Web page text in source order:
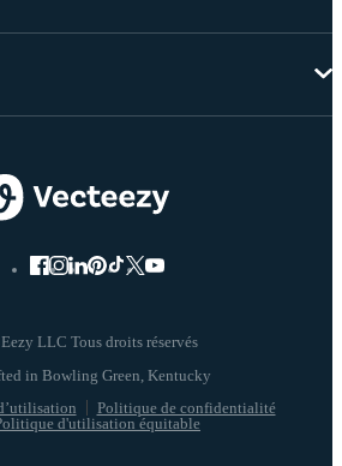
LLC Tous droits réservés
Politique de confidentialité
d'utilisation équitable